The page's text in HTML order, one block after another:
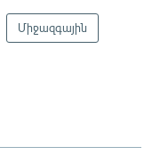
Միջազգային